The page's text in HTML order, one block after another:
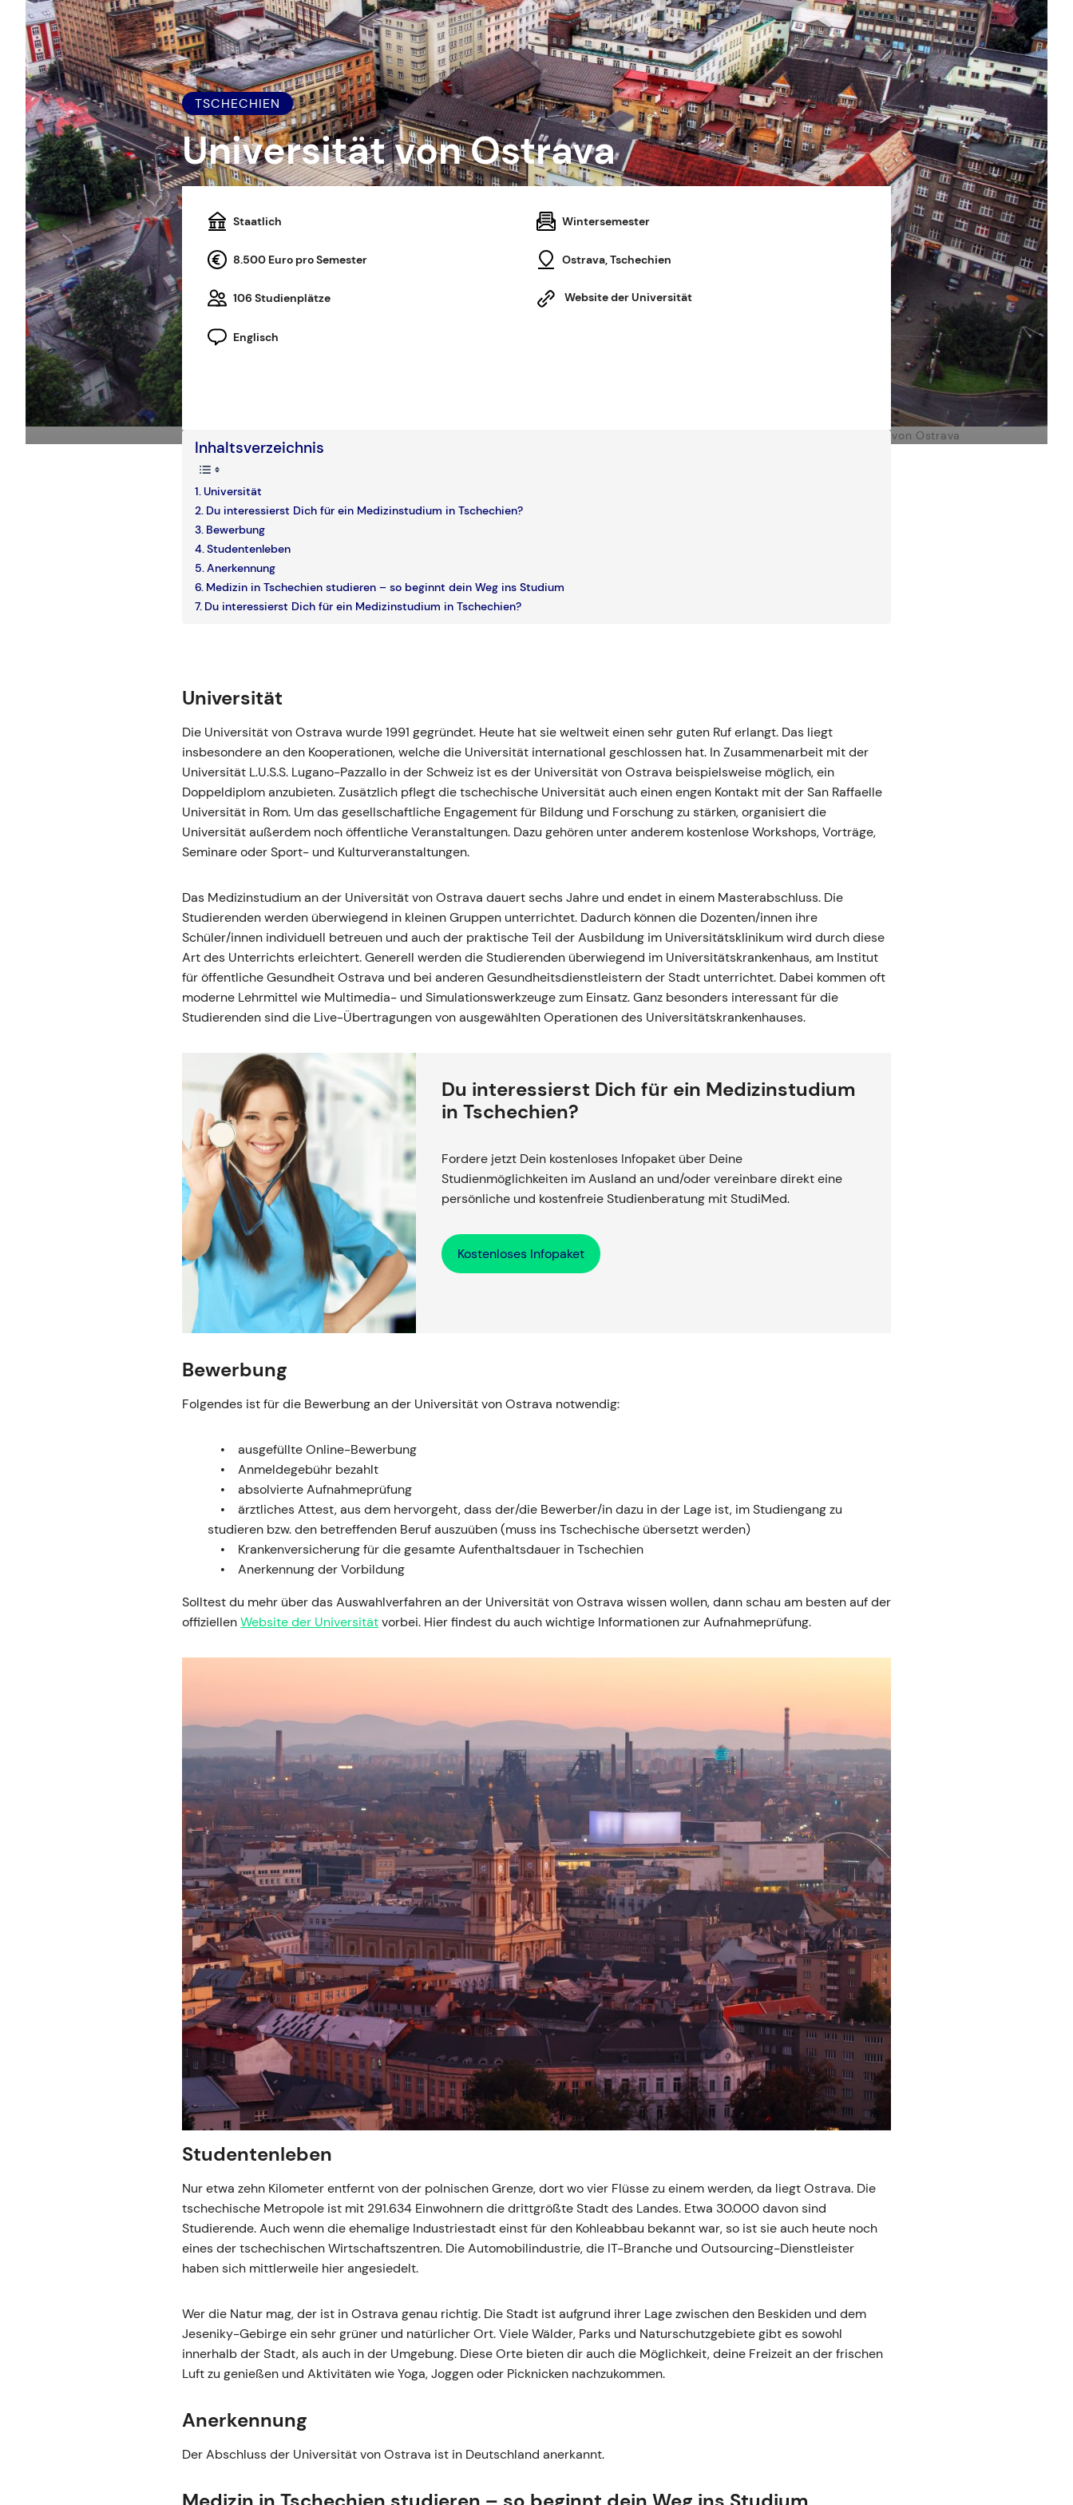
Universität von Ostrava
TSCHECHIEN
Universität von Ostrava
Staatlich Wintersemester
8.500 Euro pro Semester Ostrava, Tschechien
106 Studienplätze Website der Universität
Englisch
Inhaltsverzeichnis
Universität
Du interessierst Dich für ein Medizinstudium in Tschechien?
Bewerbung
Studentenleben
Anerkennung
Medizin in Tschechien studieren – so beginnt dein Weg ins Studium
Du interessierst Dich für ein Medizinstudium in Tschechien?
Universität
Die Universität von Ostrava wurde 1991 gegründet. Heute hat sie weltweit einen sehr guten Ruf erlangt. Das liegt
insbesondere an den Kooperationen, welche die Universität international geschlossen hat. In Zusammenarbeit mit der
Universität L.U.S.S. Lugano-Pazzallo in der Schweiz ist es der Universität von Ostrava beispielsweise möglich, ein
Doppeldiplom anzubieten. Zusätzlich pflegt die tschechische Universität auch einen engen Kontakt mit der San Raffaelle
Universität in Rom. Um das gesellschaftliche Engagement für Bildung und Forschung zu stärken, organisiert die
Universität außerdem noch öffentliche Veranstaltungen. Dazu gehören unter anderem kostenlose Workshops, Vorträge,
Seminare oder Sport- und Kulturveranstaltungen.
Das Medizinstudium an der Universität von Ostrava dauert sechs Jahre und endet in einem Masterabschluss. Die
Studierenden werden überwiegend in kleinen Gruppen unterrichtet. Dadurch können die Dozenten/innen ihre
Schüler/innen individuell betreuen und auch der praktische Teil der Ausbildung im Universitätsklinikum wird durch diese
Art des Unterrichts erleichtert. Generell werden die Studierenden überwiegend im Universitätskrankenhaus, am Institut
für öffentliche Gesundheit Ostrava und bei anderen Gesundheitsdienstleistern der Stadt unterrichtet. Dabei kommen oft
moderne Lehrmittel wie Multimedia- und Simulationswerkzeuge zum Einsatz. Ganz besonders interessant für die
Studierenden sind die Live-Übertragungen von ausgewählten Operationen des Universitätskrankenhauses.
Du interessierst Dich für ein Medizinstudium
in Tschechien?
Fordere jetzt Dein kostenloses Infopaket über Deine
Studienmöglichkeiten im Ausland an und/oder vereinbare direkt eine
persönliche und kostenfreie Studienberatung mit StudiMed.
Kostenloses Infopaket
Bewerbung
Folgendes ist für die Bewerbung an der Universität von Ostrava notwendig:
ausgefüllte Online-Bewerbung
Anmeldegebühr bezahlt
absolvierte Aufnahmeprüfung
ärztliches Attest, aus dem hervorgeht, dass der/die Bewerber/in dazu in der Lage ist, im Studiengang zu
studieren bzw. den betreffenden Beruf auszuüben (muss ins Tschechische übersetzt werden)
Krankenversicherung für die gesamte Aufenthaltsdauer in Tschechien
Anerkennung der Vorbildung
Solltest du mehr über das Auswahlverfahren an der Universität von Ostrava wissen wollen, dann schau am besten auf der
offiziellenWebsite der Universitätvorbei. Hier findest du auch wichtige Informationen zur Aufnahmeprüfung.
Studentenleben
Nur etwa zehn Kilometer entfernt von der polnischen Grenze, dort wo vier Flüsse zu einem werden, da liegt Ostrava. Die
tschechische Metropole ist mit 291.634 Einwohnern die drittgrößte Stadt des Landes. Etwa 30.000 davon sind
Studierende. Auch wenn die ehemalige Industriestadt einst für den Kohleabbau bekannt war, so ist sie auch heute noch
eines der tschechischen Wirtschaftszentren. Die Automobilindustrie, die IT-Branche und Outsourcing-Dienstleister
haben sich mittlerweile hier angesiedelt.
Wer die Natur mag, der ist in Ostrava genau richtig. Die Stadt ist aufgrund ihrer Lage zwischen den Beskiden und dem
Jeseniky-Gebirge ein sehr grüner und natürlicher Ort. Viele Wälder, Parks und Naturschutzgebiete gibt es sowohl
innerhalb der Stadt, als auch in der Umgebung. Diese Orte bieten dir auch die Möglichkeit, deine Freizeit an der frischen
Luft zu genießen und Aktivitäten wie Yoga, Joggen oder Picknicken nachzukommen.
Anerkennung
Der Abschluss der Universität von Ostrava ist in Deutschland anerkannt.